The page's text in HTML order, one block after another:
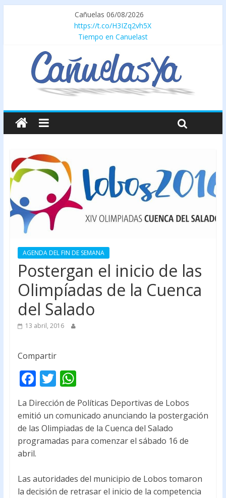
Cañuelas 06/08/2026
https://t.co/H3IZq2vh5X
Tiempo en Canuelast
AGENDA DEL FIN DE SEMANA
Postergan el inicio de las
Olimpíadas de la Cuenca
del Salado
13 abril, 2016
Compartir
F
ac
e
b
o
o
k
T
w
itt
er
W
h
at
s
A
p
La Dirección de Políticas Deportivas de Lobos
emitió un comunicado anunciando la postergación
de las Olimpiadas de la Cuenca del Salado
programadas para comenzar el sábado 16 de
abril.
Las autoridades del municipio de Lobos tomaron
la decisión de retrasar el inicio de la competencia